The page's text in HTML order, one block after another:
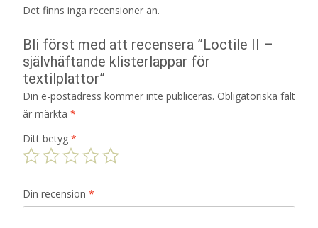
Det finns inga recensioner än.
Bli först med att recensera ”Loctile II –
självhäftande klisterlappar för
textilplattor”
Din e-postadress kommer inte publiceras. Obligatoriska fält
är märkta *
Ditt betyg *
Din recension *